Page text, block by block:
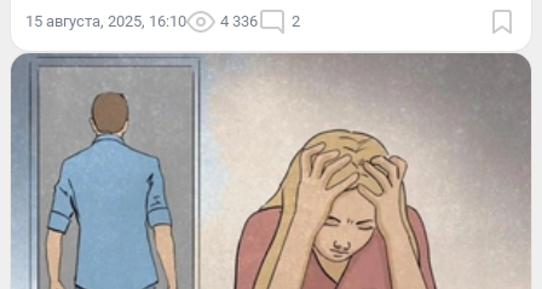
15 августа, 2025, 16:10 4 336 2